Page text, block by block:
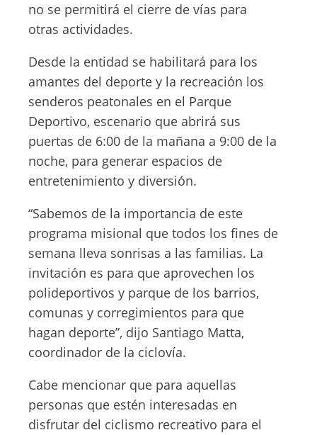
no se permitirá el cierre de vías para
otras actividades.
Desde la entidad se habilitará para los
amantes del deporte y la recreación los
senderos peatonales en el Parque
Deportivo, escenario que abrirá sus
puertas de 6:00 de la mañana a 9:00 de la
noche, para generar espacios de
entretenimiento y diversión.
“Sabemos de la importancia de este
programa misional que todos los fines de
semana lleva sonrisas a las familias. La
invitación es para que aprovechen los
polideportivos y parque de los barrios,
comunas y corregimientos para que
hagan deporte”, dijo Santiago Matta,
coordinador de la ciclovía.
Cabe mencionar que para aquellas
personas que estén interesadas en
disfrutar del ciclismo recreativo para el